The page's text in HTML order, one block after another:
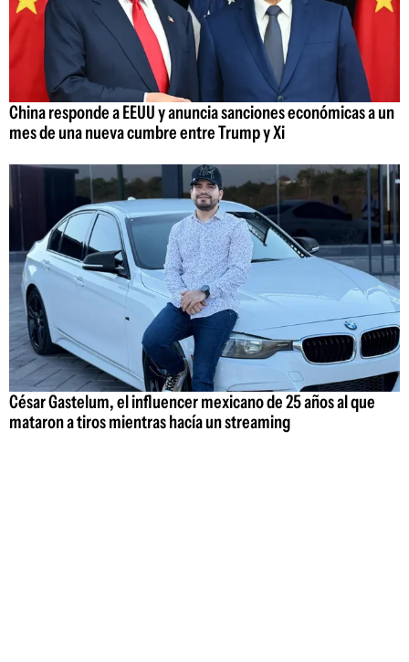
China responde a EEUU y anuncia sanciones económicas a un
mes de una nueva cumbre entre Trump y Xi
César Gastelum, el influencer mexicano de 25 años al que
mataron a tiros mientras hacía un streaming